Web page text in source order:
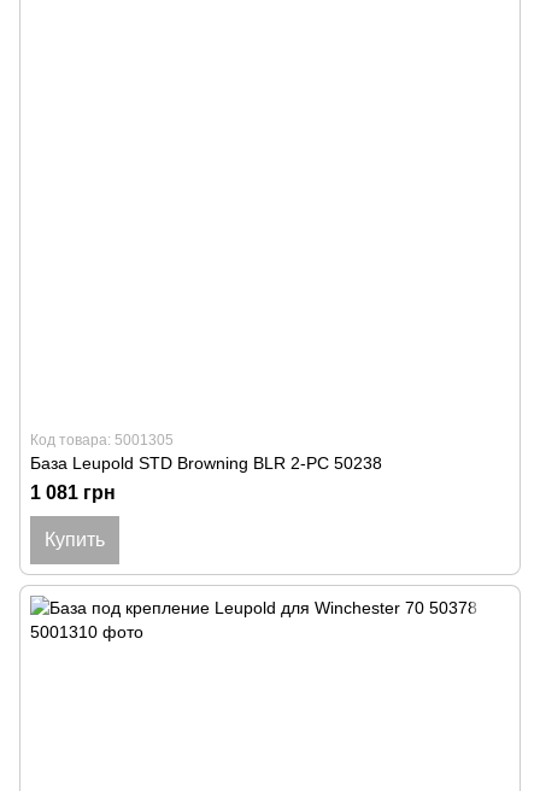
Код товара: 5001305
База Leupold STD Browning BLR 2-PC 50238
1 081 грн
Купить